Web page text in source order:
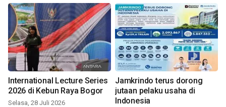
International Lecture Series
2026 di Kebun Raya Bogor
Selasa, 28 Juli 2026
Jamkrindo terus dorong
jutaan pelaku usaha di
Indonesia